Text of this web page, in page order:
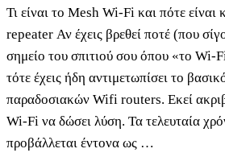
Τι είναι το Mesh Wi-Fi και πότε
repeater Αν έχεις βρεθεί ποτέ (που
σημείο του σπιτιού σου όπου «το Wi-
τότε έχεις ήδη αντιμετωπίσει το
παραδοσιακών Wifi routers. Εκεί
Wi-Fi να δώσει λύση. Τα τελευταία
προβάλλεται έντονα ως …